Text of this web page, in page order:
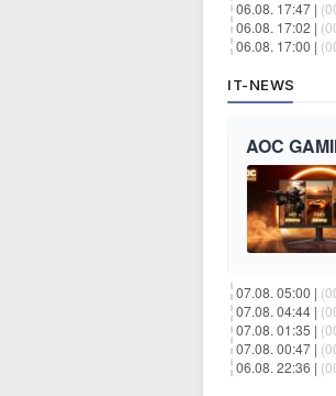
06.08. 17:47 |
06.08. 17:02 |
06.08. 17:00 |
IT-NEWS
AOC
07.08. 05:00 |
07.08. 04:44 |
07.08. 01:35 |
07.08. 00:47 |
06.08. 22:36 |